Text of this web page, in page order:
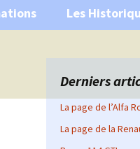
Les
Derniers
La page de l’Alfa
La page de la